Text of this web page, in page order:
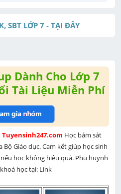
SBT LỚP 7 - TẠI ĐÂY
Dành Cho Lớp 7
Tài Liệu Miễn Phí
Học bám sát
Giáo dục. Cam kết giúp học sinh
học không hiệu quả. Phụ huynh
học tại: Link